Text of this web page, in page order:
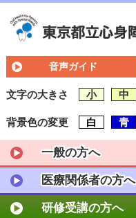
音声ガイド
文字の大きさ 小 中
背景色の変更 白 青
一般の方へ
医療関係者の方へ
研修受講の方へ